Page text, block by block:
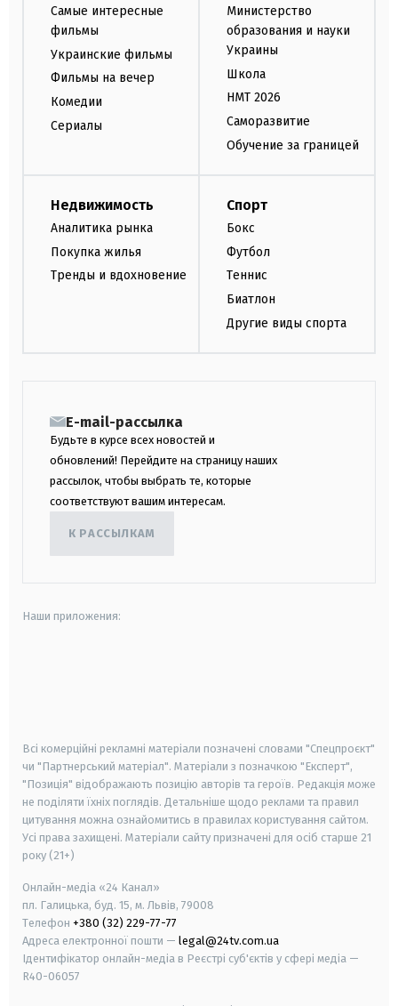
Самые интересные
фильмы
Украинские фильмы
Фильмы на вечер
Комедии
Сериалы
Министерство
образования и науки
Украины
Школа
НМТ 2026
Саморазвитие
Обучение за границей
Недвижимость
Аналитика рынка
Покупка жилья
Тренды и вдохновение
Спорт
Бокс
Футбол
Теннис
Биатлон
Другие виды спорта
E-mail-рассылка
Будьте в курсе всех новостей и
обновлений! Перейдите на страницу наших
рассылок, чтобы выбрать те, которые
соответствуют вашим интересам.
К РАССЫЛКАМ
Наши приложения:
Всі комерційні рекламні матеріали позначені словами "Спецпроєкт"
чи "Партнерський матеріал". Матеріали з позначкою "Експерт",
"Позиція" відображають позицію авторів та героїв. Редакція може
не поділяти їхніх поглядів. Детальніше щодо реклами та правил
цитування можна ознайомитись в правилах користування сайтом.
Усі права захищені. Матеріали сайту призначені для осіб старше 21
року (21+)
Онлайн-медіа «24 Канал»
пл. Галицька, буд. 15, м. Львів, 79008
Телефон +380 (32) 229-77-77
Адреса електронної пошти — legal@24tv.com.ua
Ідентифікатор онлайн-медіа в Реєстрі суб'єктів у сфері медіа —
R40-06057